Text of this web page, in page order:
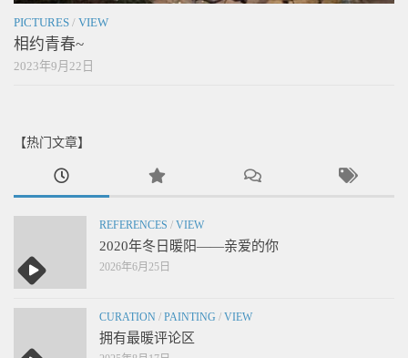
PICTURES / VIEW
相约青春~
2023年9月22日
【热门文章】
REFERENCES / VIEW
2020年冬日暖阳——亲爱的你
2026年6月25日
CURATION / PAINTING / VIEW
拥有最暖评论区